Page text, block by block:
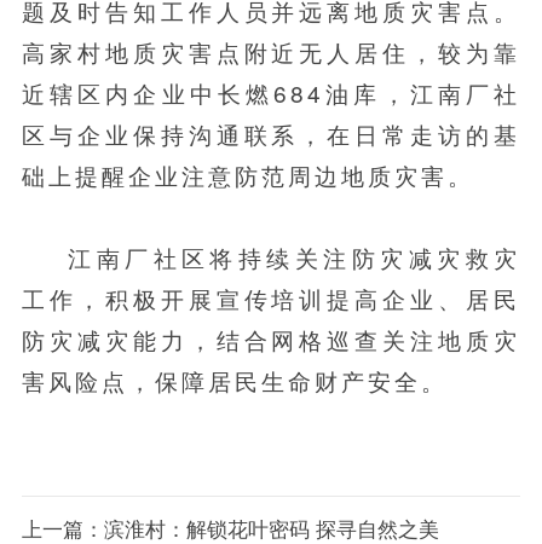
题及时告知工作人员并远离地质灾害点。
高家村地质灾害点附近无人居住，较为靠
近辖区内企业中长燃684油库，江南厂社
区与企业保持沟通联系，在日常走访的基
础上提醒企业注意防范周边地质灾害。
江南厂社区将持续关注防灾减灾救灾
工作，积极开展宣传培训提高企业、居民
防灾减灾能力，结合网格巡查关注地质灾
害风险点，保障居民生命财产安全。
上一篇： 滨淮村：解锁花叶密码 探寻自然之美